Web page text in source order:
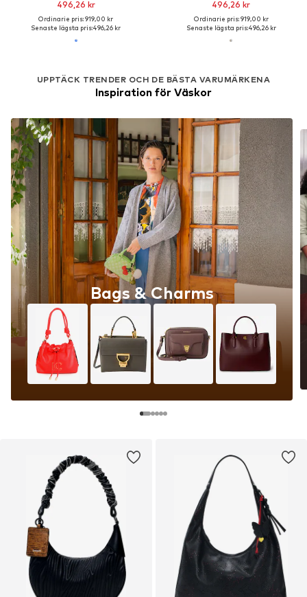
496,26 kr
Ordinarie pris: 919,00 kr
Senaste lägsta pris:496,26 kr
UPPTÄCK TRENDER OCH DE BÄSTA VARUMÄRKENA
Inspiration för Väskor
Bags & Charms
496,26 kr
Ordinarie pris: 919,00 kr
Senaste lägsta pris:496,26 kr